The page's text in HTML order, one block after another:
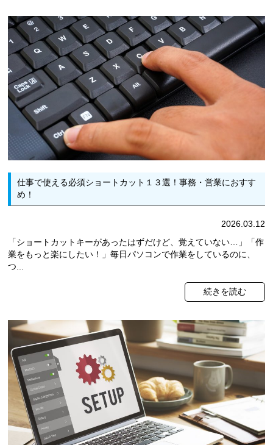
仕事で使える必須ショートカット１３選！事務・営業におすす
め！
2026.03.12
「ショートカットキーがあったはずだけど、覚えていない…」「作
業をもっと楽にしたい！」毎日パソコンで作業をしているのに、
つ...
続きを読む